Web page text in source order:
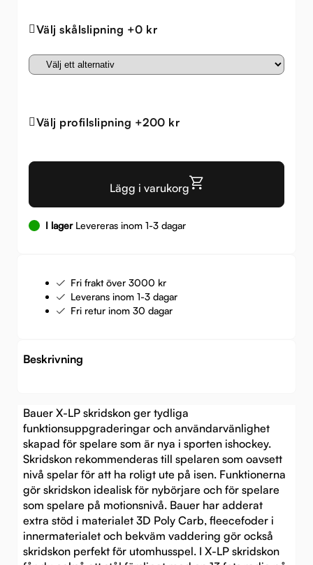
Välj skålslipning +0 kr
Välj profilslipning +200 kr
Lägg i varukorg
I lagerLevereras inom 1-3 dagar
Fri frakt över 3000 kr
Leverans inom 1-3 dagar
Fri retur inom 30 dagar
Beskrivning
Bauer X-LP skridskon ger tydliga
funktionsuppgraderingar och användarvänlighet
skapad för spelare som är nya i sporten ishockey.
Skridskon rekommenderas till spelaren som oavsett
nivå spelar för att ha roligt ute på isen. Funktionerna
gör skridskon idealisk för nybörjare och för spelare
som spelare på motionsnivå. Bauer har adderat
extra stöd i materialet 3D Poly Carb, fleecefoder i
innermaterialet och bekväm vaddering gör också
skridskon perfekt för utomhusspel. I X-LP skridskon